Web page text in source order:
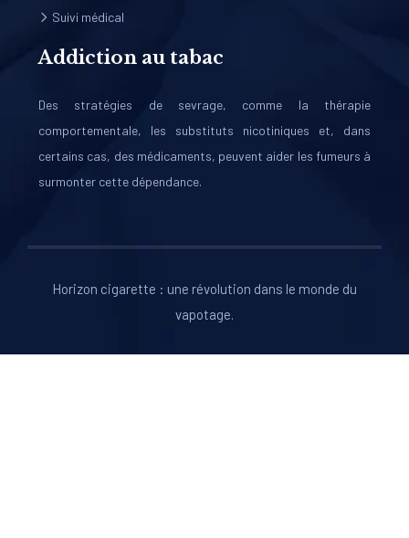
Suivi médical
Addiction au tabac
Des stratégies de sevrage, comme la thérapie
comportementale, les substituts nicotiniques et, dans
certains cas, des médicaments, peuvent aider les fumeurs à
surmonter cette dépendance.
Horizon cigarette : une révolution dans le monde du
vapotage.